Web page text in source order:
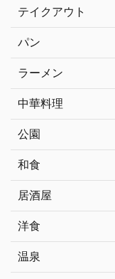
テイクアウト
パン
ラーメン
中華料理
公園
和食
居酒屋
洋食
温泉